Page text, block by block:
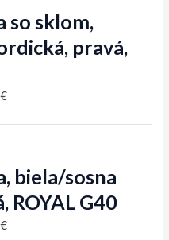
so sklom,
pravá,
€
biela/sosna
ROYAL G40
€